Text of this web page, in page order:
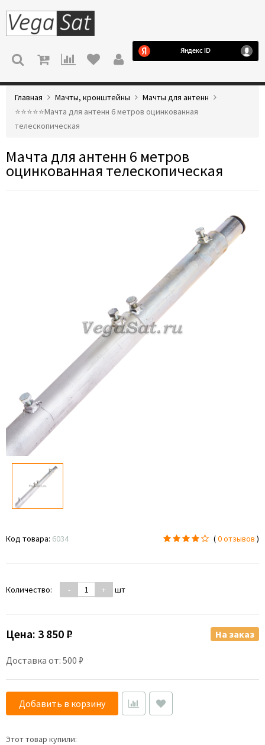
МЕНЮ
Главная Мачты, кронштейны
Мачты для антенн
⭐️⭐️⭐️⭐️⭐️Мачта для антенн 6 метров оцинкованная
телескопическая
Мачта для антенн 6 метров
оцинкованная телескопическая
Код товара: 6034 (0 отзывов )
Количество: - + шт
Цена: 3 850 ₽
Доставка от: 500 ₽
На заказ
Добавить в корзину
Этот товар купили: